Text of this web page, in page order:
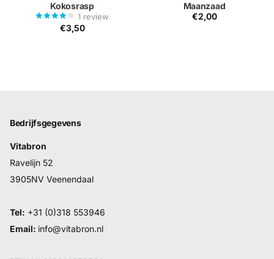
Kokosrasp
1 review
€3,50
Maanzaad
€2,00
Bedrijfsgegevens
Vitabron
Ravelijn 52
3905NV Veenendaal
Tel: +31 (0)318 553946
Email: info@vitabron.nl